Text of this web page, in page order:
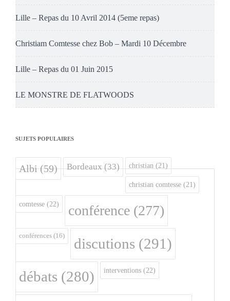
Lille – Repas du 10 Avril 2014 (5eme repas)
Christiam Comtesse chez Bob – Mardi 10 Décembre
Lille – Repas du 01 Juin 2015
LE MONSTRE DE FLATWOODS
SUJETS POPULAIRES
Albi(59) Bordeaux(33) christian (21)
christian comtesse (21)
comtesse (22) conférence (277)
conférences (16) discutions (291)
débats (280) interventions (22)